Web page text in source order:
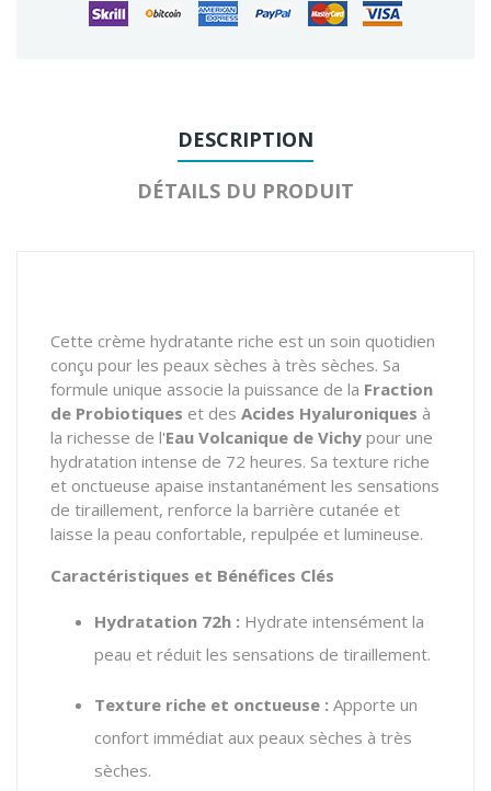
DESCRIPTION
DÉTAILS DU PRODUIT
Cette crème hydratante riche est un soin quotidien
conçu pour les peaux sèches à très sèches. Sa
formule unique associe la puissance de la Fraction
de Probiotiques et des Acides Hyaluroniques à
la richesse de l'Eau Volcanique de Vichy pour une
hydratation intense de 72 heures. Sa texture riche
et onctueuse apaise instantanément les sensations
de tiraillement, renforce la barrière cutanée et
laisse la peau confortable, repulpée et lumineuse.
Caractéristiques et Bénéfices Clés
Hydratation 72h : Hydrate intensément la
peau et réduit les sensations de tiraillement.
Texture riche et onctueuse : Apporte un
confort immédiat aux peaux sèches à très
sèches.